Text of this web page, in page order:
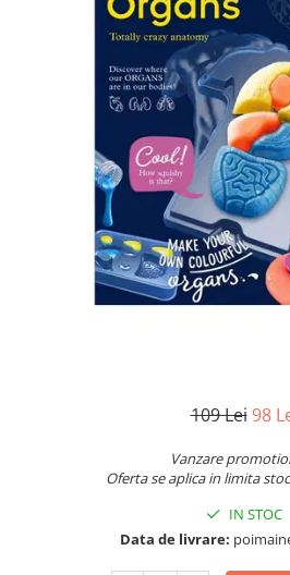
Jocuri pentru o persoana
Jocuri pentru 2 persoane
Game cunoscute
Orchard Games
Jocuri cooperative
Vezi toate jocurile de societate
Vezi toate produsele STEM
109 Lei 98
Vanzare
Oferta se aplica in limita
IN STOC
Data de livrare: